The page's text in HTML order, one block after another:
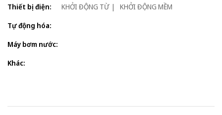
Thiết bị điện:
KHỞI ĐỘNG TỪ
KHỞI ĐỘNG MỀM
Tự động hóa:
Máy bơm nước:
Khác: